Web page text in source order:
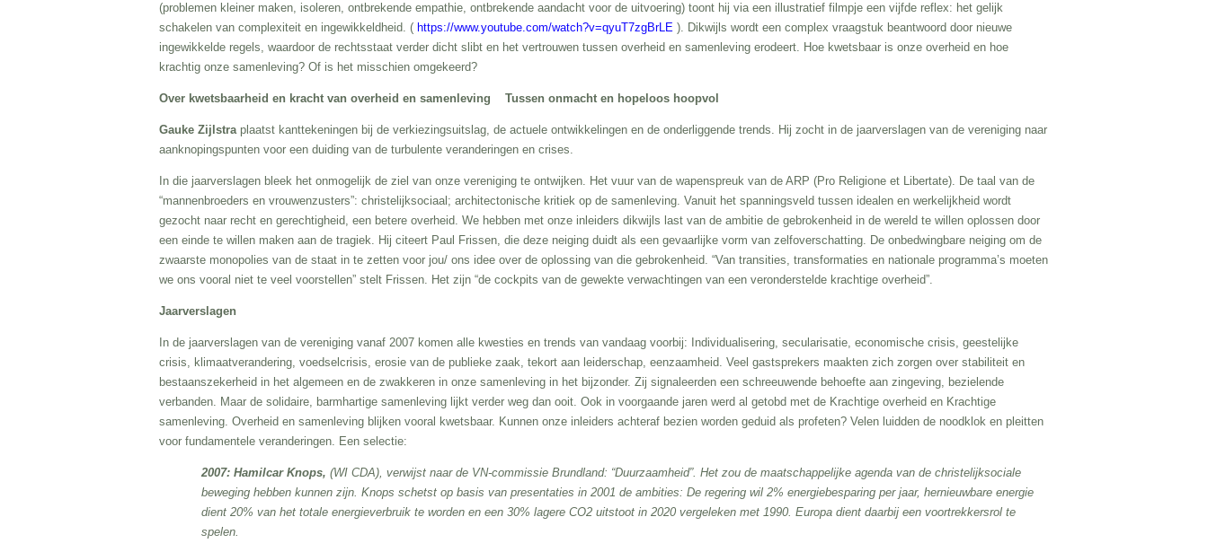
(problemen kleiner maken, isoleren, ontbrekende empathie, ontbrekende aandacht voor de uitvoering) toont hij via een illustratief filmpje een vijfde reflex: het gelijk
schakelen van complexiteit en ingewikkeldheid. ( https://www.youtube.com/watch?v=qyuT7zgBrLE ). Dikwijls wordt een complex vraagstuk beantwoord door nieuwe
ingewikkelde regels, waardoor de rechtsstaat verder dicht slibt en het vertrouwen tussen overheid en samenleving erodeert. Hoe kwetsbaar is onze overheid en hoe
krachtig onze samenleving? Of is het misschien omgekeerd?
Over kwetsbaarheid en kracht van overheid en samenleving Tussen onmacht en hopeloos hoopvol
Gauke Zijlstraplaatst kanttekeningen bij de verkiezingsuitslag, de actuele ontwikkelingen en de onderliggende trends. Hij zocht in de jaarverslagen van de vereniging naar
aanknopingspunten voor een duiding van de turbulente veranderingen en crises.
In die jaarverslagen bleek het onmogelijk de ziel van onze vereniging te ontwijken. Het vuur van de wapenspreuk van de ARP (Pro Religione et Libertate). De taal van de
“mannenbroeders en vrouwenzusters”: christelijksociaal; architectonische kritiek op de samenleving. Vanuit het spanningsveld tussen idealen en werkelijkheid wordt
gezocht naar recht en gerechtigheid, een betere overheid. We hebben met onze inleiders dikwijls last van de ambitie de gebrokenheid in de wereld te willen oplossen door
een einde te willen maken aan de tragiek. Hij citeert Paul Frissen, die deze neiging duidt als een gevaarlijke vorm van zelfoverschatting. De onbedwingbare neiging om de
zwaarste monopolies van de staat in te zetten voor jou/ ons idee over de oplossing van die gebrokenheid. “Van transities, transformaties en nationale programma’s moeten
we ons vooral niet te veel voorstellen” stelt Frissen. Het zijn “de cockpits van de gewekte verwachtingen van een veronderstelde krachtige overheid”.
Jaarverslagen
In de jaarverslagen van de vereniging vanaf 2007 komen alle kwesties en trends van vandaag voorbij: Individualisering, secularisatie, economische crisis, geestelijke
crisis, klimaatverandering, voedselcrisis, erosie van de publieke zaak, tekort aan leiderschap, eenzaamheid. Veel gastsprekers maakten zich zorgen over stabiliteit en
bestaanszekerheid in het algemeen en de zwakkeren in onze samenleving in het bijzonder. Zij signaleerden een schreeuwende behoefte aan zingeving, bezielende
verbanden. Maar de solidaire, barmhartige samenleving lijkt verder weg dan ooit. Ook in voorgaande jaren werd al getobd met de Krachtige overheid en Krachtige
samenleving. Overheid en samenleving blijken vooral kwetsbaar. Kunnen onze inleiders achteraf bezien worden geduid als profeten? Velen luidden de noodklok en pleitten
voor fundamentele veranderingen. Een selectie:
2007: Hamilcar Knops, (WI CDA), verwijst naar de VN-commissie Brundland: “Duurzaamheid”. Het zou de maatschappelijke agenda van de christelijksociale
beweging hebben kunnen zijn. Knops schetst op basis van presentaties in 2001 de ambities: De regering wil 2% energiebesparing per jaar, hernieuwbare energie
dient 20% van het totale energieverbruik te worden en een 30% lagere CO2 uitstoot in 2020 vergeleken met 1990. Europa dient daarbij een voortrekkersrol te
spelen.